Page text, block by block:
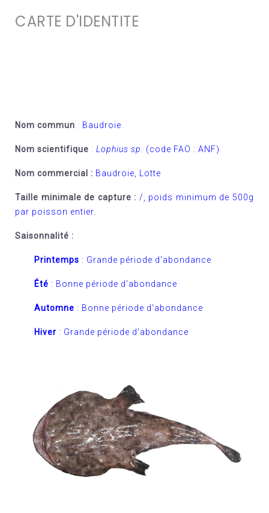
CARTE D'IDENTITE
Nom commun : Baudroie
Nom scientifique : Lophius sp. (code FAO : ANF)
Nom commercial : Baudroie, Lotte
Taille minimale de capture : /, poids minimum de 500g
par poisson entier.
Saisonnalité :
Printemps : Grande période d'abondance
Été : Bonne période d'abondance
Automne : Bonne période d'abondance
Hiver : Grande période d'abondance